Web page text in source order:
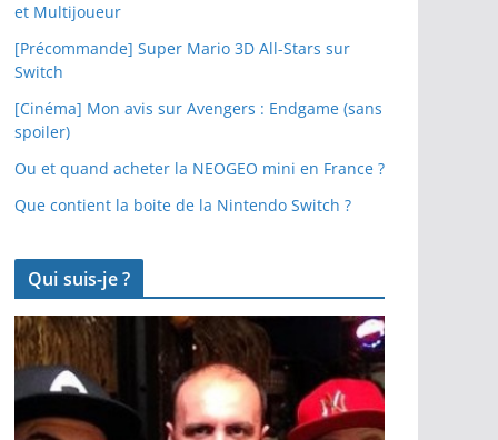
et Multijoueur
[Précommande] Super Mario 3D All-Stars sur
Switch
[Cinéma] Mon avis sur Avengers : Endgame (sans
spoiler)
Ou et quand acheter la NEOGEO mini en France ?
Que contient la boite de la Nintendo Switch ?
Qui suis-je ?